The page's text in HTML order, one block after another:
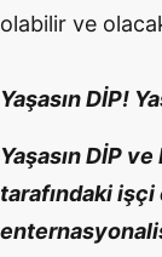
olabilir ve
Yaşasın DİP!
Yaşasın DİP
tarafındaki işçi